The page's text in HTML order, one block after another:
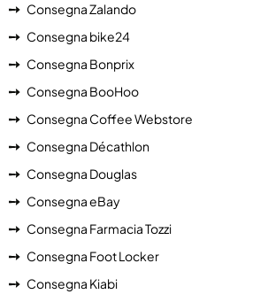
Consegna Zalando
Consegna bike24
Consegna Bonprix
Consegna BooHoo
Consegna Coffee Webstore
Consegna Décathlon
Consegna Douglas
Consegna eBay
Consegna Farmacia Tozzi
Consegna Foot Locker
Consegna Kiabi